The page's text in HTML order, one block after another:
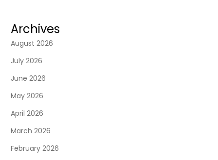
s
p
a
g
i
n
Archives
August 2026
July 2026
June 2026
May 2026
April 2026
March 2026
February 2026